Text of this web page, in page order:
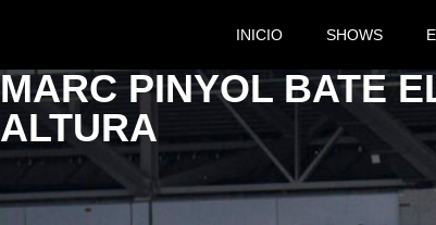
INICIO SHOWS
MARC PINYOL BATE
ALTURA